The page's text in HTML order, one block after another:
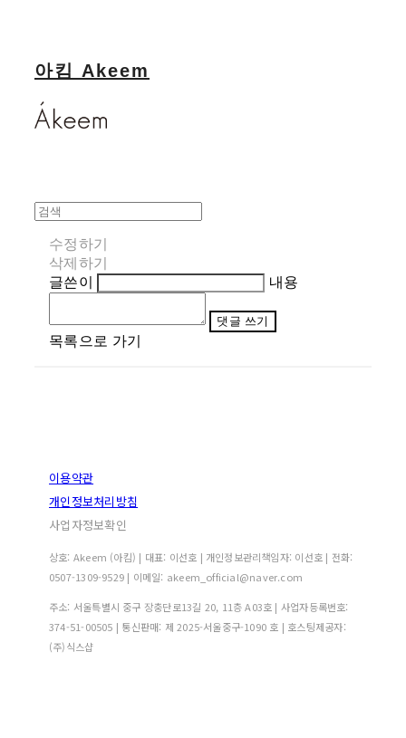
아킴 Akeem
수정하기
삭제하기
글쓴이
내용
댓글 쓰기
목록으로 가기
이용약관
개인정보처리방침
사업자정보확인
상호: Akeem (아킴) | 대표: 이선호 | 개인정보관리책임자: 이선호 | 전화:
0507-1309-9529 | 이메일: akeem_official@naver.com
주소: 서울특별시 중구 장충단로13길 20, 11층 A03호 | 사업자등록번호:
374-51-00505 | 통신판매: 제 2025-서울중구-1090 호 | 호스팅제공자:
(주)식스샵